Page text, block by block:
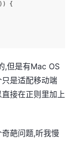
{
,但是有Mac OS
是适配移动端
接在正则里加上
葩问题,听我慢